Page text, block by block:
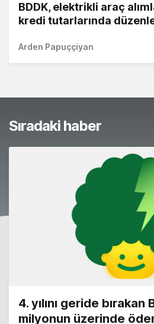
BDDK, elektrikli araç
kredi tutarlarında
Arden Papuççiyan
Sıradaki haber
4. yılını geride
milyonun üzerinde